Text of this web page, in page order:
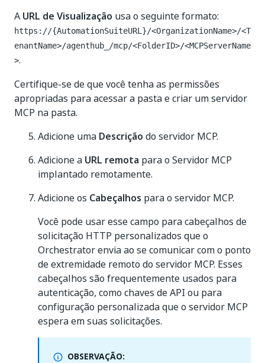
A URL de Visualização usa o seguinte formato:
https://{AutomationSuiteURL}/<OrganizationName>/<T
enantName>/agenthub_/mcp/<FolderID>/<MCPServerName
>.
Certifique-se de que você tenha as permissões
apropriadas para acessar a pasta e criar um servidor
MCP na pasta.
Adicione uma Descrição do servidor MCP.
Adicione a URL remota para o Servidor MCP
implantado remotamente.
Adicione os Cabeçalhos para o servidor MCP.
Você pode usar esse campo para cabeçalhos de
solicitação HTTP personalizados que o
Orchestrator envia ao se comunicar com o ponto
de extremidade remoto do servidor MCP. Esses
cabeçalhos são frequentemente usados para
autenticação, como chaves de API ou para
configuração personalizada que o servidor MCP
espera em suas solicitações.
OBSERVAÇÃO: